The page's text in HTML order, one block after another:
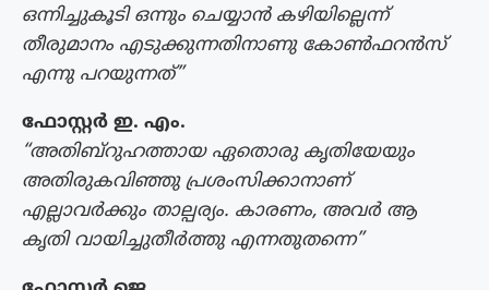
ഒന്നിച്ചുകൂടി ഒന്നും ചെയ്യാൻ കഴിയില്ലെന്ന്
തീരുമാനം എടുക്കുന്നതിനാണു കോൺഫറൻസ്
എന്നു പറയുന്നത്”
ഫോസ്റ്റർ ഇ. എം.
“അതിബ്റുഹത്തായ ഏതൊരു കൃതിയേയും
അതിരുകവിഞ്ഞു പ്രശംസിക്കാനാണ്
എല്ലാവർക്കും താല്പര്യം. കാരണം, അവർ ആ
കൃതി വായിച്ചുതീർത്തു എന്നതുതന്നെ”